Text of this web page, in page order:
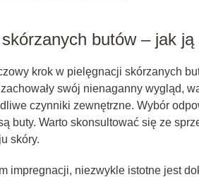
butów – jak
krok w pielęgnacji skórzanych
swój nienaganny wygląd,
czynniki zewnętrzne. Wybór
buty. Warto skonsultować się ze
skóry.
impregnacji, niezwykle istotne jest